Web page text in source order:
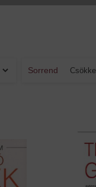
Sorrend